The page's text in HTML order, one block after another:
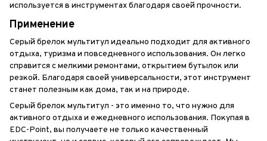
используется в инструментах благодаря своей прочности.
Применение
Серый брелок мультитул идеально подходит для активного
отдыха, туризма и повседневного использования. Он легко
справится с мелкими ремонтами, открытием бутылок или
резкой. Благодаря своей универсальности, этот инструмент
станет полезным как дома, так и на природе.
Серый брелок мультитул - это именно то, что нужно для
активного отдыха и ежедневного использования. Покупая в
EDC-Point, вы получаете не только качественный